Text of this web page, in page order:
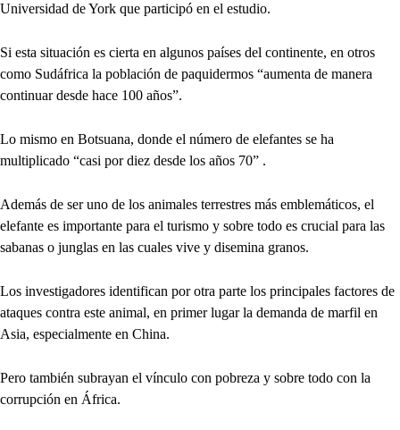
Universidad de York que participó en el estudio.
Si esta situación es cierta en algunos países del continente, en otros
como Sudáfrica la población de paquidermos “aumenta de manera
continuar desde hace 100 años”.
Lo mismo en Botsuana, donde el número de elefantes se ha
multiplicado “casi por diez desde los años 70” .
Además de ser uno de los animales terrestres más emblemáticos, el
elefante es importante para el turismo y sobre todo es crucial para las
sabanas o junglas en las cuales vive y disemina granos.
Los investigadores identifican por otra parte los principales factores de
ataques contra este animal, en primer lugar la demanda de marfil en
Asia, especialmente en China.
Pero también subrayan el vínculo con pobreza y sobre todo con la
corrupción en África.